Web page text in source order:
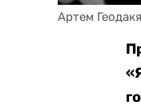
Артем